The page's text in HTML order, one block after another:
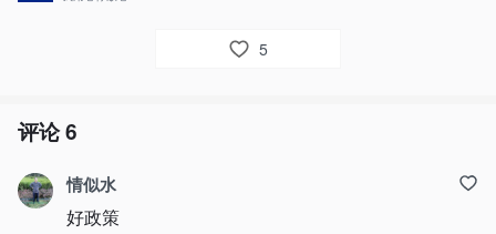
5
评论6
情似水
好政策